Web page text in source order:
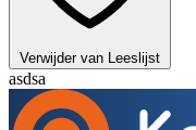
Verwijder van Leeslijst
asdsa